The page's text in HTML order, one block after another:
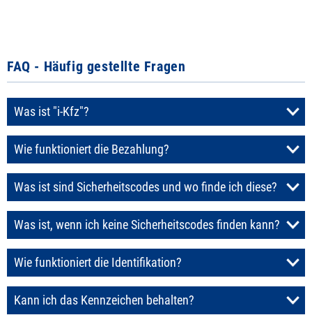
FAQ - Häufig gestellte Fragen
Was ist "i-Kfz"?
Wie funktioniert die Bezahlung?
Was ist sind Sicherheitscodes und wo finde ich diese?
Was ist, wenn ich keine Sicherheitscodes finden kann?
Wie funktioniert die Identifikation?
Kann ich das Kennzeichen behalten?